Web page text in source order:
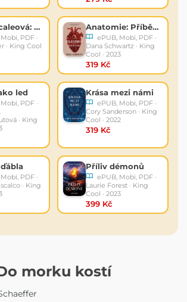
Ofélie Scaleová: Nebe se bude třást
PDF ·
· King Cool
Anatomie: Příběh lásky
ePUB, Mobi, PDF ·
Dana Schwartz · King
Cool · 2023
319 Kč
led
PDF ·
· King
Krása mezi námi
ePUB, Mobi, PDF ·
Cory Sanderson · King
Cool · 2022
319 Kč
PDF ·
· King
Příliv démonů
ePUB, Mobi, PDF ·
Laurie Forest · King
Cool · 2023
399 Kč
morku kostí